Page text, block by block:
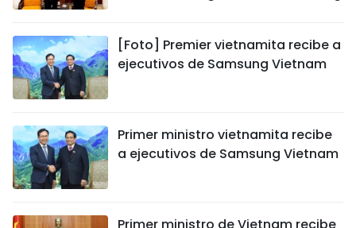
¿QUIÉNES SOMOS?
ENGLISH
[Foto] Premier vietnamita recibe a
ejecutivos de Samsung Vietnam
Primer ministro vietnamita recibe
a ejecutivos de Samsung Vietnam